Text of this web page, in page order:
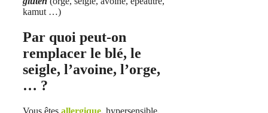
kamut …)
Par quoi peut-on
remplacer le blé, le
seigle, l’avoine, l’orge,
… ?